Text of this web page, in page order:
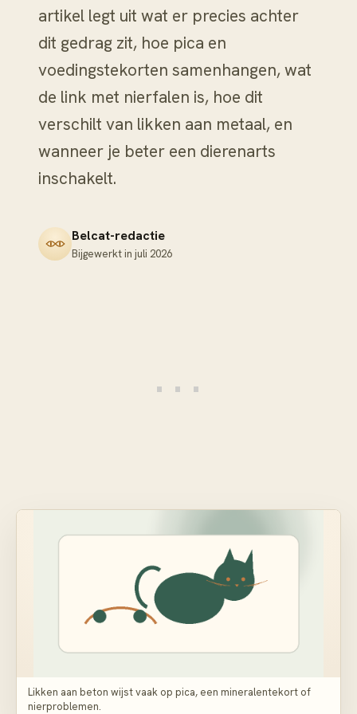
artikel legt uit wat er precies achter
dit gedrag zit, hoe pica en
voedingstekorten samenhangen, wat
de link met nierfalen is, hoe dit
verschilt van likken aan metaal, en
wanneer je beter een dierenarts
inschakelt.
Belcat-redactie
Bijgewerkt in juli 2026
Likken aan beton wijst vaak op pica, een mineralentekort of
nierproblemen.